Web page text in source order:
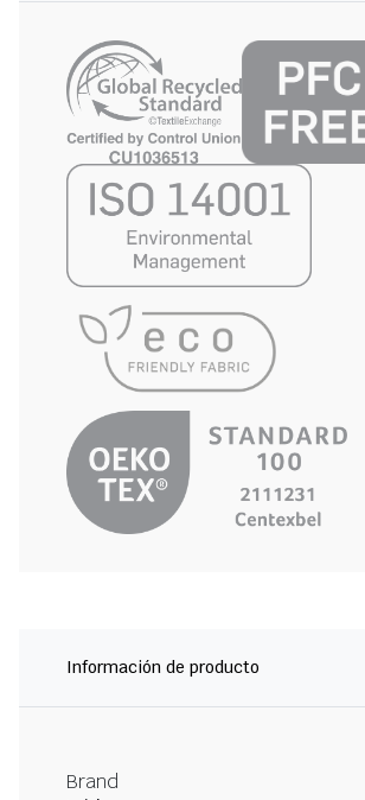
Información de producto
Brand